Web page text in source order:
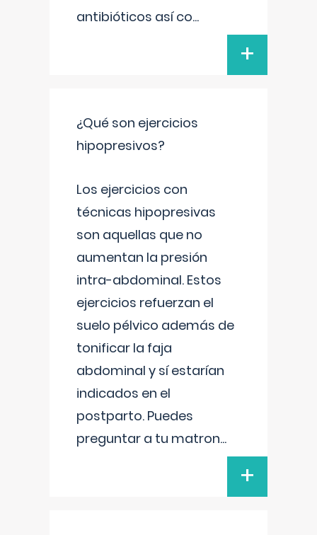
antibióticos así co...
+
¿Qué son ejercicios
hipopresivos?
Los ejercicios con
técnicas hipopresivas
son aquellas que no
aumentan la presión
intra-abdominal. Estos
ejercicios refuerzan el
suelo pélvico además de
tonificar la faja
abdominal y sí estarían
indicados en el
postparto. Puedes
preguntar a tu matron...
+